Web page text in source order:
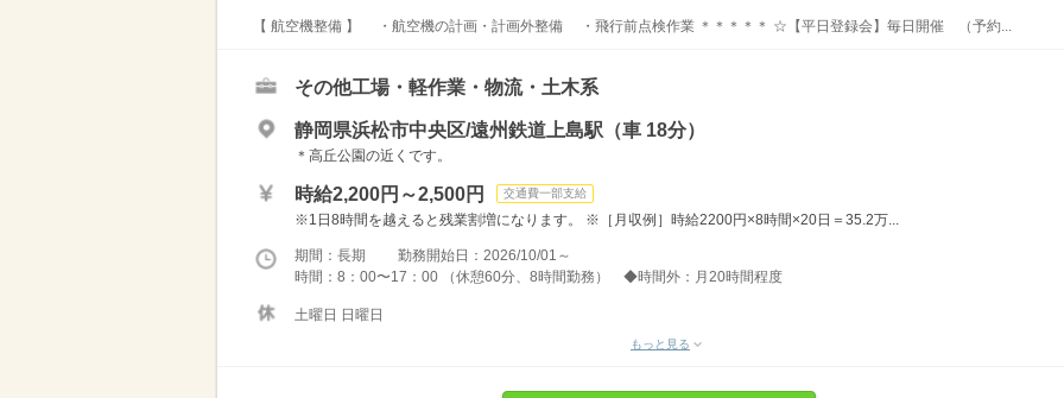
【 航空機整備 】 ・航空機の計画・計画外整備 ・飛行前点検作業 ＊＊＊＊＊ ☆【平日登録会】毎日開催 （予約...
その他工場・軽作業・物流・土木系
静岡県浜松市中央区/遠州鉄道上島駅（車 18分）
＊高丘公園の近くです。
時給2,200円～2,500円 交通費一部支給
※1日8時間を越えると残業割増になります。 ※［月収例］時給2200円×8時間×20日＝35.2万...
期間：長期 勤務開始日：2026/10/01～
時間：8：00〜17：00 （休憩60分、8時間勤務） ◆時間外：月20時間程度
土曜日 日曜日
もっと見る